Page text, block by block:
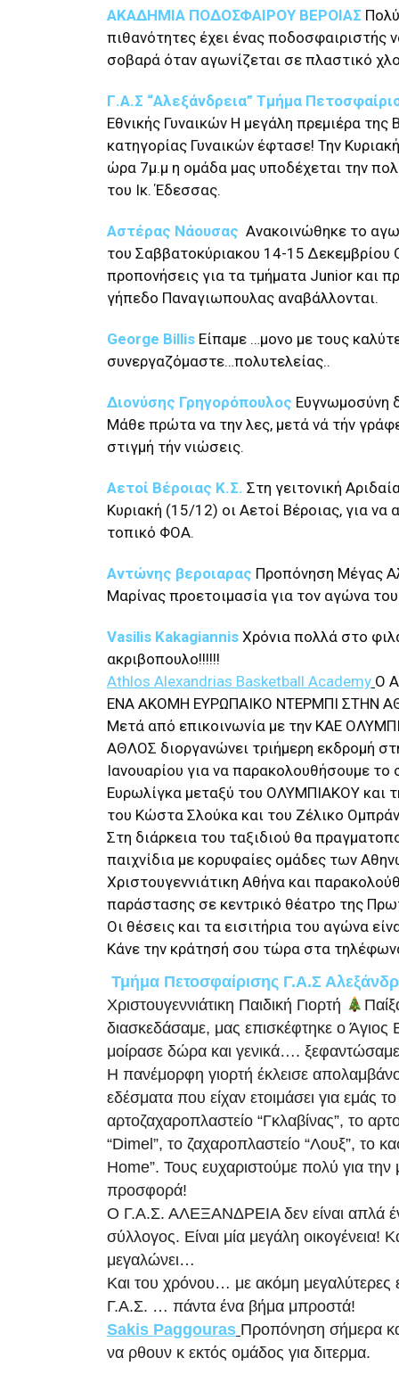
ΑΚΑΔΗΜΙΑ ΠΟΔΟΣΦΑΙΡΟΥ ΒΕΡΟΙΑΣ
πιθανότητες έχει ένας ποδοσφαιριστής
σοβαρά όταν αγωνίζεται σε πλαστικό
Γ.Α.Σ “Αλεξάνδρεια” Τμήμα
Εθνικής Γυναικών Η μεγάλη πρεμιέρα της
κατηγορίας Γυναικών έφτασε! Την
ώρα 7μ.μ η ομάδα μας υποδέχεται την
του Ικ. Έδεσσας.
Αστέρας Νάουσας Ανακοινώθηκε το
του Σαββατοκύριακου 14-15 Δεκεμβρίου
προπονήσεις για τα τμήματα Junior και
γήπεδο Παναγιωπουλας αναβάλλονται.
George Billis Είπαμε …μονο με τους
συνεργαζόμαστε…πολυτελείας..
Διονύσης Γρηγορόπουλος Ευγνωμοσύνη
Μάθε πρώτα να την λες, μετά νά τήν
στιγμή τήν νιώσεις.
Αετοί Βέροιας Κ.Σ. Στη γειτονική
Κυριακή (15/12) οι Αετοί Βέροιας, για να
τοπικό ΦΟΑ.
Αντώνης βεροιαρας Προπόνηση Μέγας
Μαρίνας προετοιμασία για τον αγώνα
Vasilis Kakagiannis Χρόνια πολλά στο
ακριβοπουλο!!!!!!
Athlos Alexandrias Basketball Academy Ο
ΕΝΑ ΑΚΟΜΗ ΕΥΡΩΠΑΙΚΟ ΝΤΕΡΜΠΙ ΣΤΗΝ
Μετά από επικοινωνία με την ΚΑΕ
ΑΘΛΟΣ διοργανώνει τριήμερη εκδρομή
Ιανουαρίου για να παρακολουθήσουμε το
Ευρωλίγκα μεταξύ του ΟΛΥΜΠΙΑΚΟΥ και
του Κώστα Σλούκα και του Ζέλικο
Στη διάρκεια του ταξιδιού θα
παιχνίδια με κορυφαίες ομάδες των
Χριστουγεννιάτικη Αθήνα και
παράστασης σε κεντρικό θέατρο της
Οι θέσεις και τα εισιτήρια του αγώνα
Κάνε την κράτησή σου τώρα στα
Τμήμα Πετοσφαίρισης Γ.Α.Σ
Χριστουγεννιάτικη Παιδική Γιορτή
διασκεδάσαμε, μας επισκέφτηκε ο Άγιος
μοίρασε δώρα και γενικά…. ξεφαντώσαμε
Η πανέμορφη γιορτή έκλεισε
εδέσματα που είχαν ετοιμάσει για εμάς το
αρτοζαχαροπλαστείο “Γκλαβίνας”, το
“Dimel”, το ζαχαροπλαστείο “Λουξ”, το
Home”. Τους ευχαριστούμε πολύ για την
προσφορά!
Ο Γ.Α.Σ. ΑΛΕΞΑΝΔΡΕΙΑ δεν είναι απλά
σύλλογος. Είναι μία μεγάλη οικογένεια!
μεγαλώνει…
Και του χρόνου… με ακόμη μεγαλύτερες
Γ.Α.Σ. … πάντα ένα βήμα μπροστά!
Sakis Paggouras Προπόνηση σήμερα
να ρθουν κ εκτός ομάδος για διτερμα.